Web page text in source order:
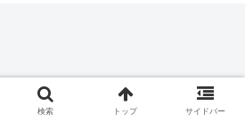
検索 トップ サイドバー